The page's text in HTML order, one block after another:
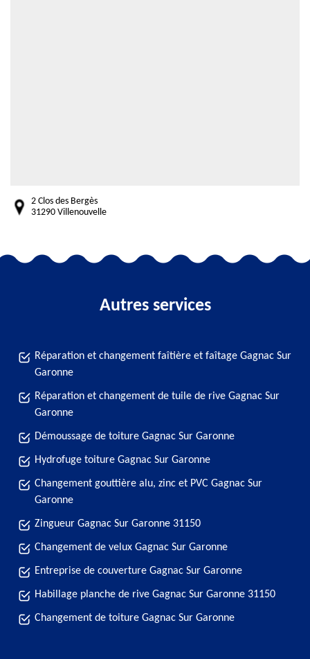
2 Clos des Bergès
31290 Villenouvelle
Autres services
Réparation et changement faîtière et faîtage Gagnac Sur
Garonne
Réparation et changement de tuile de rive Gagnac Sur
Garonne
Démoussage de toiture Gagnac Sur Garonne
Hydrofuge toiture Gagnac Sur Garonne
Changement gouttière alu, zinc et PVC Gagnac Sur
Garonne
Zingueur Gagnac Sur Garonne 31150
Changement de velux Gagnac Sur Garonne
Entreprise de couverture Gagnac Sur Garonne
Habillage planche de rive Gagnac Sur Garonne 31150
Changement de toiture Gagnac Sur Garonne